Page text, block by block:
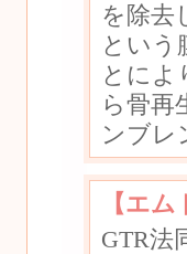
を除去
という
とによ
ら骨再
ンブレ
【エ
GTR法